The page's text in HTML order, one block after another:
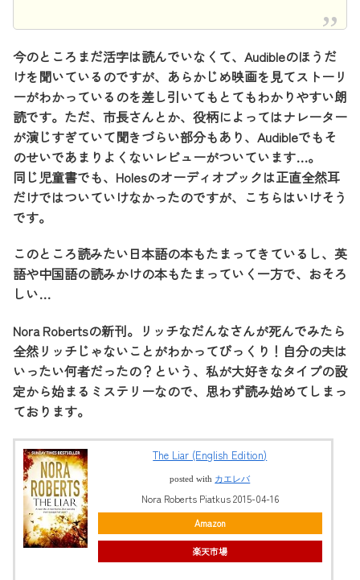
今のところまだ活字は読んでいなくて、Audibleのほうだ
けを聞いているのですが、あらかじめ映画を見てストーリ
ーがわかっているのを差し引いてもとてもわかりやすい朗
読です。ただ、市長さんとか、役柄によってはナレーター
が演じすぎていて聞きづらい部分もあり、Audibleでもそ
のせいであまりよくないレビューがついています…。
同じ児童書でも、Holesのオーディオブックは正直全然耳
だけではついていけなかったのですが、こちらはいけそう
です。
このところ読みたい日本語の本もたまってきているし、英
語や中国語の読みかけの本もたまっていく一方で、おそろ
しい…
Nora Robertsの新刊。リッチなだんなさんが死んでみたら
全然リッチじゃないことがわかってびっくり！自分の夫は
いったい何者だったの？という、私が大好きなタイプの設
定から始まるミステリーなので、思わず読み始めてしまっ
ております。
The Liar (English Edition)
posted with カエレバ
Nora Roberts Piatkus 2015-04-16
Amazon
楽天市場